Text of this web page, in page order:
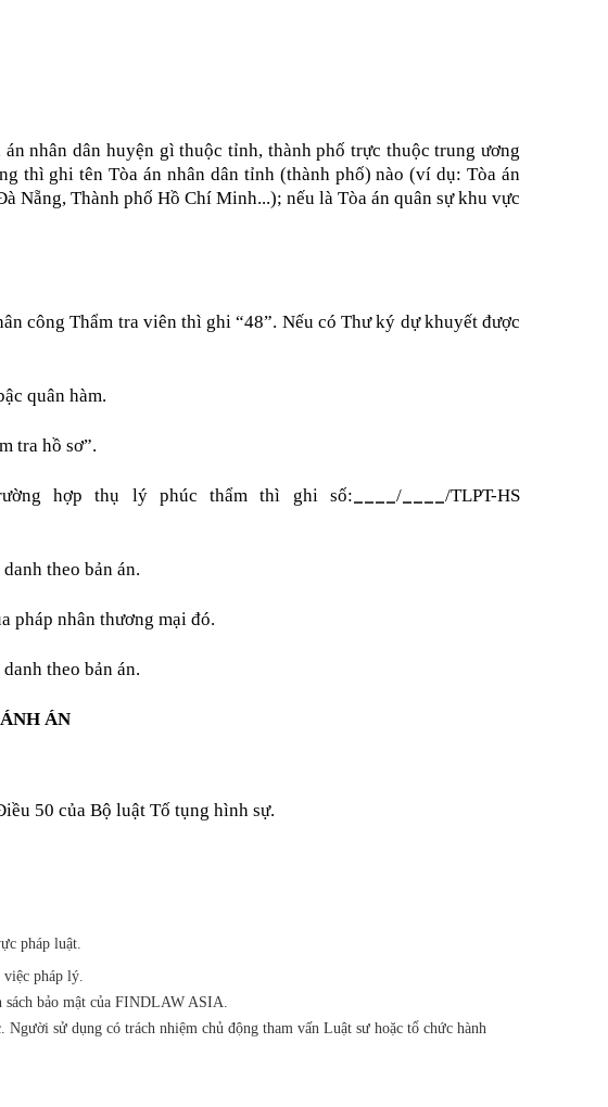
nhân dân huyện gì thuộc tỉnh, thành phố trực thuộc trung ương
thì ghi tên Tòa án nhân dân tỉnh (thành phố) nào (ví dụ: Tòa án
Nẵng, Thành phố Hồ Chí Minh...); nếu là Tòa án quân sự khu vực
công Thẩm tra viên thì ghi “48”. Nếu có Thư ký dự khuyết được
quân hàm.
tra hồ sơ”.
hợp thụ lý phúc thẩm thì ghi số: ____/ ____/TLPT-HS
theo bản án.
pháp nhân thương mại đó.
theo bản án.
ÁN
50 của Bộ luật Tố tụng hình sự.
pháp luật.
pháp lý.
sách bảo mật của FINDLAW ASIA.
sử dụng có trách nhiệm chủ động tham vấn Luật sư hoặc tổ chức hành